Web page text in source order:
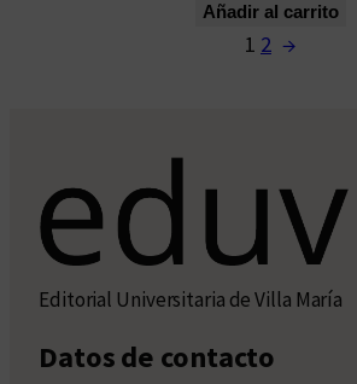
Añadir al carrito
1 2 →
Editorial Universitaria de Villa María
Datos de contacto